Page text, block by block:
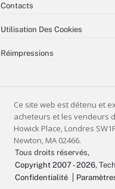
Contacts
Utilisation Des Cookies
Réimpressions
Tous droits réservés,
Copyright 2007 - 2026,
Confidentialité